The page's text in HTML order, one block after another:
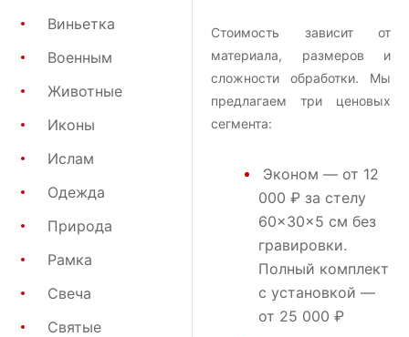
Виньетка
Военным
Животные
Иконы
Ислам
Одежда
Природа
Рамка
Свеча
Святые
Стоимость зависит от
материала, размеров и
сложности обработки. Мы
предлагаем три ценовых
сегмента:
Эконом — от 12
000 ₽ за стелу
60×30×5 см без
гравировки.
Полный комплект
с установкой —
от 25 000 ₽